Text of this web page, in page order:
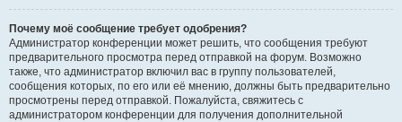
Почему моё сообщение требует одобрения?
Администратор конференции может решить, что сообщения требуют
предварительного просмотра перед отправкой на форум. Возможно
также, что администратор включил вас в группу пользователей,
сообщения которых, по его или её мнению, должны быть предварительно
просмотрены перед отправкой. Пожалуйста, свяжитесь с
администратором конференции для получения дополнительной